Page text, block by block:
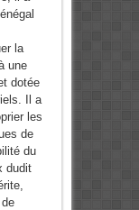
la
une
dotée
Il a
les
de
du
dudit